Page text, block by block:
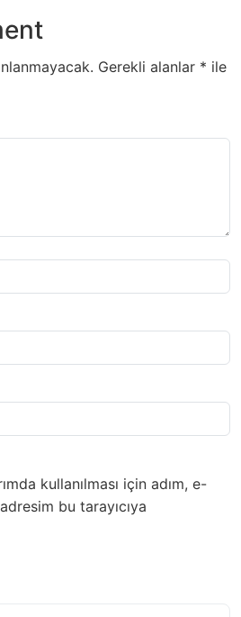
Gerekli alanlar * ile
kullanılması için adım, e-
bu tarayıcıya